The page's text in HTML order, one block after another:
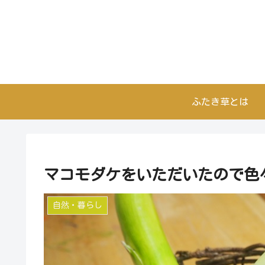
ふたき草とは
マコモダケをいただいたので色
自然・暮らし